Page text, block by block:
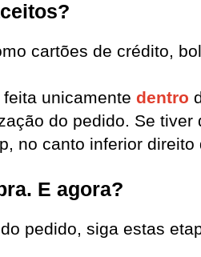
cartões de crédito,
unicamente dentro
do pedido. Se
no canto inferior direito
E agora?
pedido, siga estas